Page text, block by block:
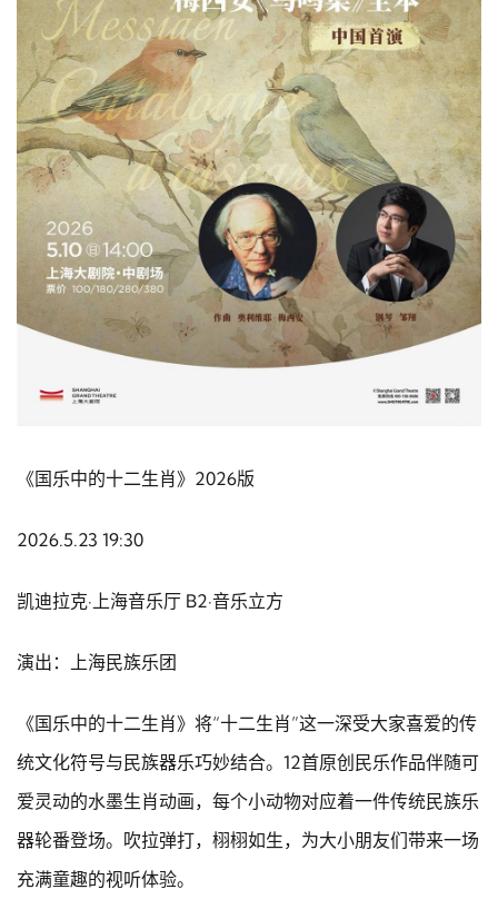
《国乐中的十二生肖》2026版
2026.5.23 19:30
凯迪拉克·上海音乐厅 B2·音乐立方
演出：上海民族乐团
《国乐中的十二生肖》将“十二生肖”这一深受大家喜爱的传
统文化符号与民族器乐巧妙结合。12首原创民乐作品伴随可
爱灵动的水墨生肖动画，每个小动物对应着一件传统民族乐
器轮番登场。吹拉弹打，栩栩如生，为大小朋友们带来一场
充满童趣的视听体验。